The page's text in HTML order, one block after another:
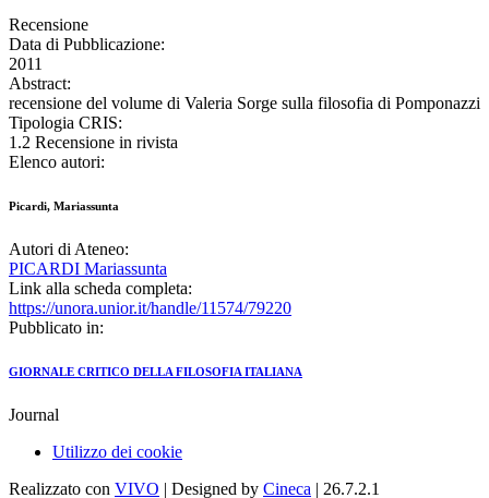
Recensione
Data di Pubblicazione:
2011
Abstract:
recensione del volume di Valeria Sorge sulla filosofia di Pomponazzi
Tipologia CRIS:
1.2 Recensione in rivista
Elenco autori:
Picardi, Mariassunta
Autori di Ateneo:
PICARDI Mariassunta
Link alla scheda completa:
https://unora.unior.it/handle/11574/79220
Pubblicato in:
GIORNALE CRITICO DELLA FILOSOFIA ITALIANA
Journal
Utilizzo dei cookie
Realizzato con VIVO | Designed by Cineca | 26.7.2.1